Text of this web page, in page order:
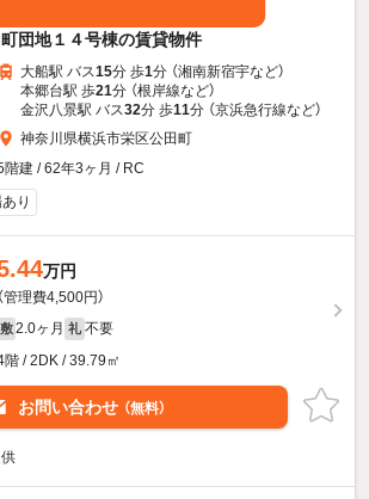
団地１４号棟の賃貸物件
大船駅 バス15分 歩1分 （湘南新宿宇など）
本郷台駅 歩21分 （根岸線など）
金沢八景駅 バス32分 歩11分 （京浜急行線など）
神奈川県横浜市栄区公田町
階建 / 62年3ヶ月 / RC
り
万円
（管理費4,500円）
敷 2.0ヶ月 礼 不要
階 / 2DK / 39.79㎡
お問い合わせ （無料）